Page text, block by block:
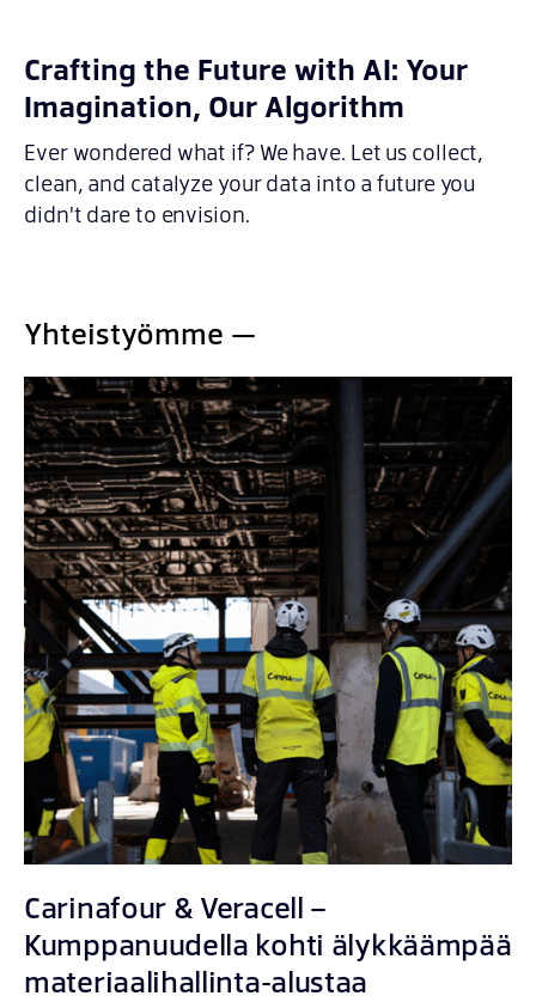
Crafting the Future with AI: Your
Imagination, Our Algorithm
Ever wondered what if? We have. Let us collect,
clean, and catalyze your data into a future you
didn't dare to envision.
Yhteistyömme —
Carinafour & Veracell –
Kumppanuudella kohti älykkäämpää
materiaalihallinta-alustaa